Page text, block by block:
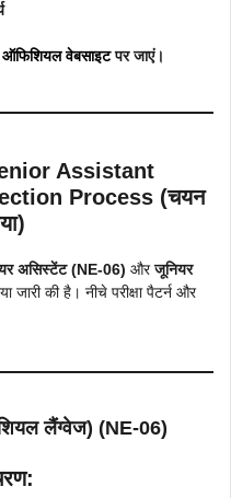
वेबसाइटपर जाएं।
Assistant
Process (चयन
असिस्टेंट (NE-06) औरजूनियर
जारी की है। नीचे परीक्षा पैटर्न और
लैंग्वेज) (NE-06)